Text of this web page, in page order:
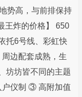
势高，与前排保持
王炸的价格】 650
托6号线、彩虹快
边配套成熟，生
坊坊皆不同的主题
户仪制 ③ 高附加值